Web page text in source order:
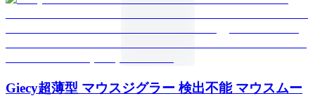
Giecy超薄型 マウスジグラー 検出不能 マウスムー